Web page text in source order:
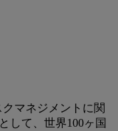
マネジメントに関
して、世界100ヶ国